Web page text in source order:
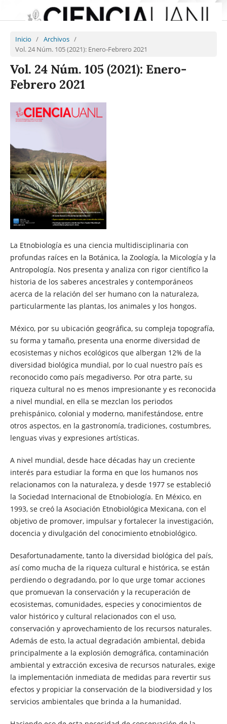
Inicio / Archivos /
Vol. 24 Núm. 105 (2021): Enero-Febrero 2021
Vol. 24 Núm. 105 (2021): Enero-
Febrero 2021
La Etnobiología es una ciencia multidisciplinaria con
profundas raíces en la Botánica, la Zoología, la Micología y la
Antropología. Nos presenta y analiza con rigor científico la
historia de los saberes ancestrales y contemporáneos
acerca de la relación del ser humano con la naturaleza,
particularmente las plantas, los animales y los hongos.
México, por su ubicación geográfica, su compleja topografía,
su forma y tamaño, presenta una enorme diversidad de
ecosistemas y nichos ecológicos que albergan 12% de la
diversidad biológica mundial, por lo cual nuestro país es
reconocido como país megadiverso. Por otra parte, su
riqueza cultural no es menos impresionante y es reconocida
a nivel mundial, en ella se mezclan los periodos
prehispánico, colonial y moderno, manifestándose, entre
otros aspectos, en la gastronomía, tradiciones, costumbres,
lenguas vivas y expresiones artísticas.
A nivel mundial, desde hace décadas hay un creciente
interés para estudiar la forma en que los humanos nos
relacionamos con la naturaleza, y desde 1977 se estableció
la Sociedad Internacional de Etnobiología. En México, en
1993, se creó la Asociación Etnobiológica Mexicana, con el
objetivo de promover, impulsar y fortalecer la investigación,
docencia y divulgación del conocimiento etnobiológico.
Desafortunadamente, tanto la diversidad biológica del país,
así como mucha de la riqueza cultural e histórica, se están
perdiendo o degradando, por lo que urge tomar acciones
que promuevan la conservación y la recuperación de
ecosistemas, comunidades, especies y conocimientos de
valor histórico y cultural relacionados con el uso,
conservación y aprovechamiento de los recursos naturales.
Además de esto, la actual degradación ambiental, debida
principalmente a la explosión demográfica, contaminación
ambiental y extracción excesiva de recursos naturales, exige
la implementación inmediata de medidas para revertir sus
efectos y propiciar la conservación de la biodiversidad y los
servicios ambientales que brinda a la humanidad.